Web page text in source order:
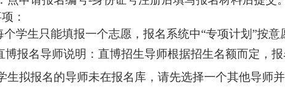
：
个学生只能填报一个志愿，报名系统中“专项计划”按意
博报名导师说明：直博招生导师根据招生名额而定，
生拟报名的导师未在报名库，请先选择一个其他导师